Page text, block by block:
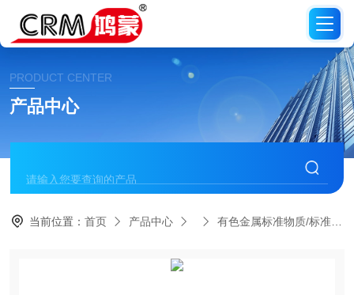
PRODUCT CENTER
产品中心
当前位置：首页 产品中心 有色金属标准物质/标准品